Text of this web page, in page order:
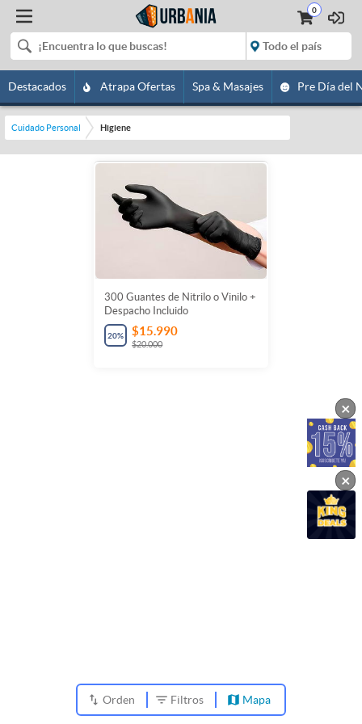
0
Destacados Atrapa Ofertas Spa & Masajes Pre Día del
Cuidado Personal Higiene
300 Guantes de Nitrilo o Vinilo +
Despacho Incluido
20% $15.990
$20.000
Orden Filtros Mapa
×
×